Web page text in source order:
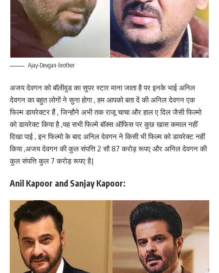
Ajay-Devgan-brother
अजय देवगन को बॉलीवुड का सुपर स्टार माना जाता है पर इनके भाई अनिल
देवगन का बहुत लोगों ने सुना होगा , हम आपको बता दें की अनिल देवगन एक
फिल्म डायरेक्टर हैं , जिन्हौने अभी तक राजू चाचा और हाल ए दिल जैसी फिल्मो
को डायरेक्ट किया है ,यह सभी फिल्मे बॉक्स ऑफिस पर कुछ खास कमाल नहीं
दिखा पाई , इन फिल्मो के बाद अनिल देवगन ने किसी भी फिल्म को डायरेक्ट नहीं
किया ,अजय देवगन की कुल संपत्ति 2 सौ 87 करोड़ रूपए और अनिल देवगन की
कुल संपत्ति कुल 7 करोड़ रूपए है|
Anil Kapoor and Sanjay Kapoor: